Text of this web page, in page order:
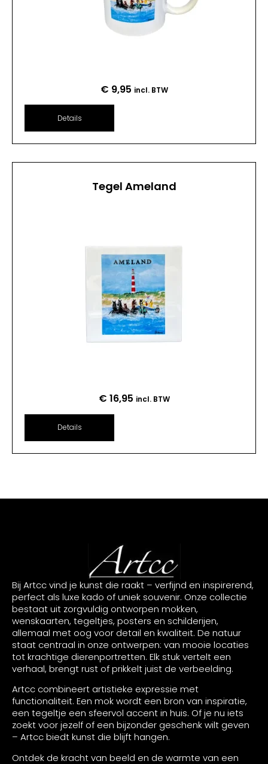
€ 9,95 incl. BTW
Details
Tegel Ameland
€ 16,95 incl. BTW
Details
Bij Artcc vind je kunst die raakt – verfijnd en inspirerend,
perfect als luxe kado of uniek souvenir. Onze collectie
bestaat uit zorgvuldig ontworpen mokken,
wenskaarten, tegeltjes, posters en schilderijen,
allemaal met oog voor detail en kwaliteit. De natuur
staat centraal in onze ontwerpen: van mooie locaties
tot krachtige dierenportretten. Elk stuk vertelt een
verhaal, brengt rust of prikkelt juist de verbeelding.
Artcc combineert artistieke expressie met
functionaliteit. Een mok wordt een bron van inspiratie,
een tegeltje een sfeervol accent in huis. Of je nu iets
zoekt voor jezelf of een bijzonder geschenk wilt geven
– Artcc biedt kunst die blijft hangen.
Ontdek de kracht van beeld en de warmte van een